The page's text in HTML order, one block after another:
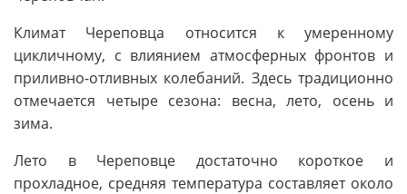
Климат Череповца относится к умеренному
цикличному, с влиянием атмосферных фронтов и
приливно-отливных колебаний. Здесь традиционно
отмечается четыре сезона: весна, лето, осень и
зима.
Лето в Череповце достаточно короткое и
прохладное, средняя температура составляет около